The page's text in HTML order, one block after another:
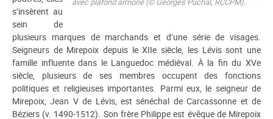
s’insèrent au
sein de
plusieurs marques de marchands et d’une série de visages.
Seigneurs de Mirepoix depuis le XIIe siècle, les Lévis sont une
famille influente dans le Languedoc médiéval. À la fin du XVe
siècle, plusieurs de ses membres occupent des fonctions
politiques et religieuses importantes. Parmi eux, le seigneur de
Mirepoix, Jean V de Lévis, est sénéchal de Carcassonne et de
Béziers (v. 1490-1512). Son frère Philippe est évêque de Mirepoix